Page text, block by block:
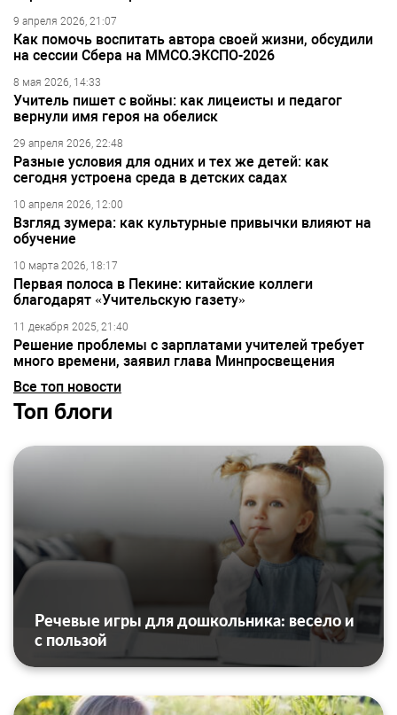
9 апреля 2026, 21:07
Как помочь воспитать автора своей жизни, обсудили
на сессии Сбера на ММСО.ЭКСПО-2026
8 мая 2026, 14:33
Учитель пишет с войны: как лицеисты и педагог
вернули имя героя на обелиск
29 апреля 2026, 22:48
Разные условия для одних и тех же детей: как
сегодня устроена среда в детских садах
10 апреля 2026, 12:00
Взгляд зумера: как культурные привычки влияют на
обучение
10 марта 2026, 18:17
Первая полоса в Пекине: китайские коллеги
благодарят «Учительскую газету»
11 декабря 2025, 21:40
Решение проблемы с зарплатами учителей требует
много времени, заявил глава Минпросвещения
Все топ новости
Топ блоги
Речевые игры для дошкольника: весело и
с пользой